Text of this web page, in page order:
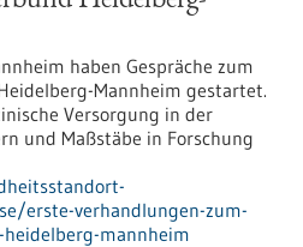
haben Gespräche zum
Mannheim gestartet.
Versorgung in der
und Maßstäbe in Forschung
erste-verhandlungen-zum-
mannheim